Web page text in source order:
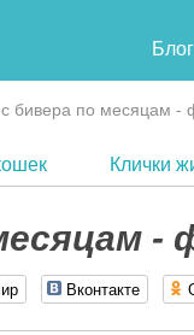
Блог
бивера по месяцам -
Клички
-
Вконтакте